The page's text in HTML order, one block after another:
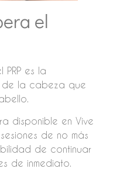
el
es la
de la cabeza que
disponible en Vive
de no más
de continuar
de inmediato.